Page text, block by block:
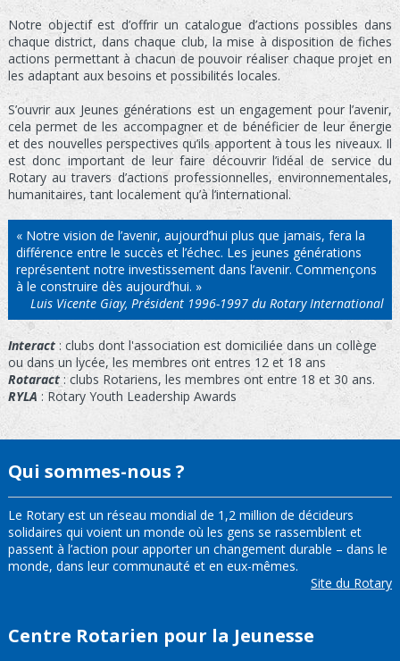
Notre objectif est d’offrir un catalogue d’actions possibles dans
chaque district, dans chaque club, la mise à disposition de fiches
actions permettant à chacun de pouvoir réaliser chaque projet en
les adaptant aux besoins et possibilités locales.
S’ouvrir aux Jeunes générations est un engagement pour l’avenir,
cela permet de les accompagner et de bénéficier de leur énergie
et des nouvelles perspectives qu’ils apportent à tous les niveaux. Il
est donc important de leur faire découvrir l’idéal de service du
Rotary au travers d’actions professionnelles, environnementales,
humanitaires, tant localement qu’à l’international.
« Notre vision de l’avenir, aujourd’hui plus que jamais, fera la
différence entre le succès et l’échec. Les jeunes générations
représentent notre investissement dans l’avenir. Commençons
à le construire dès aujourd’hui. »
Luis Vicente Giay, Président 1996-1997 du Rotary International
Interact: clubs dont l'association est domiciliée dans un collège
ou dans un lycée, les membres ont entres 12 et 18 ans
Rotaract: clubs Rotariens, les membres ont entre 18 et 30 ans.
RYLA : Rotary Youth Leadership Awards
Qui sommes-nous ?
Le Rotary est un réseau mondial de 1,2 million de décideurs
solidaires qui voient un monde où les gens se rassemblent et
passent à l’action pour apporter un changement durable – dans le
monde, dans leur communauté et en eux-mêmes.
Site du Rotary
Centre Rotarien pour la Jeunesse